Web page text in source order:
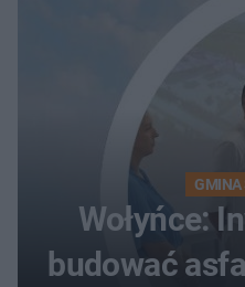
GMINA
Wołyńce:
budować